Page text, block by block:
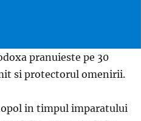
pranuieste pe 30
si protectorul omenirii.
in timpul imparatului